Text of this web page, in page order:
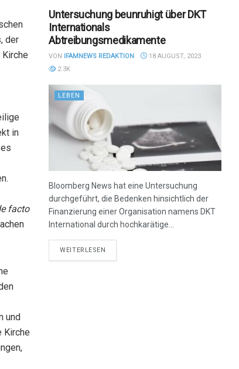
der
in
facto
und
Kirche
Untersuchung beunruhigt über DKT
Internationals
Abtreibungsmedikamente
VON IFAMNEWS REDAKTION
18 AUGUST, 2023
2.3K
LEBEN
Bloomberg News hat eine Untersuchung
durchgeführt, die Bedenken hinsichtlich der
Finanzierung einer Organisation namens DKT
International durch hochkarätige...
WEITERLESEN